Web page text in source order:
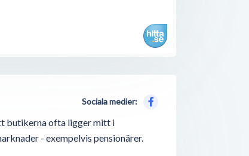
Sociala medier:
butikerna ofta ligger mitt i
- exempelvis pensionärer.